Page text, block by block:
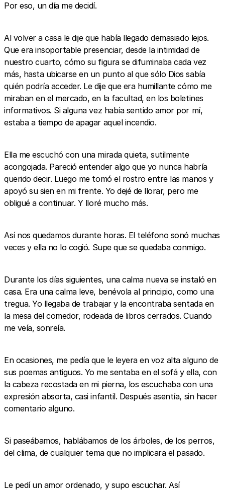
Por eso, un día me decidí.
Al volver a casa le dije que había llegado demasiado lejos.
Que era insoportable presenciar, desde la intimidad de
nuestro cuarto, cómo su figura se difuminaba cada vez
más, hasta ubicarse en un punto al que sólo Dios sabía
quién podría acceder. Le dije que era humillante cómo me
miraban en el mercado, en la facultad, en los boletines
informativos. Si alguna vez había sentido amor por mí,
estaba a tiempo de apagar aquel incendio.
Ella me escuchó con una mirada quieta, sutilmente
acongojada. Pareció entender algo que yo nunca habría
querido decir. Luego me tomó el rostro entre las manos y
apoyó su sien en mi frente. Yo dejé de llorar, pero me
obligué a continuar. Y lloré mucho más.
Así nos quedamos durante horas. El teléfono sonó muchas
veces y ella no lo cogió. Supe que se quedaba conmigo.
Durante los días siguientes, una calma nueva se instaló en
casa. Era una calma leve, benévola al principio, como una
tregua. Yo llegaba de trabajar y la encontraba sentada en
la mesa del comedor, rodeada de libros cerrados. Cuando
me veía, sonreía.
En ocasiones, me pedía que le leyera en voz alta alguno de
sus poemas antiguos. Yo me sentaba en el sofá y ella, con
la cabeza recostada en mi pierna, los escuchaba con una
expresión absorta, casi infantil. Después asentía, sin hacer
comentario alguno.
Si paseábamos, hablábamos de los árboles, de los perros,
del clima, de cualquier tema que no implicara el pasado.
Le pedí un amor ordenado, y supo escuchar. Así